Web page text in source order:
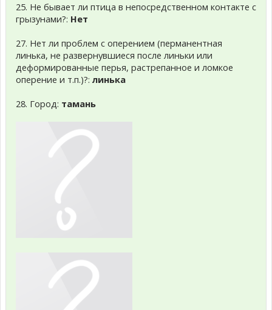
25. Не бывает ли птица в непосредственном контакте с
грызунами?: Нет
27. Нет ли проблем с оперением (перманентная
линька, не развернувшиеся после линьки или
деформированные перья, растрепанное и ломкое
оперение и т.п.)?: линька
28. Город: тамань